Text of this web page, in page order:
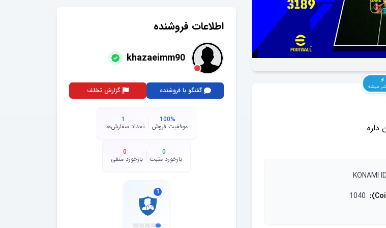
میشه
KONAMI ID
:
1040
اطلاعات فروشنده
khazaeimm90
گفتگو با فروشنده گزارش تخلف
100%
موفقیت فروش
1
تعداد سفارش‌ها
0
بازخورد مثبت
0
بازخورد منفی
1